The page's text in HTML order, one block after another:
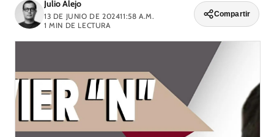
Julio Alejo
13 DE JUNIO DE 202411:58 A.M.
1 MIN DE LECTURA
Compartir